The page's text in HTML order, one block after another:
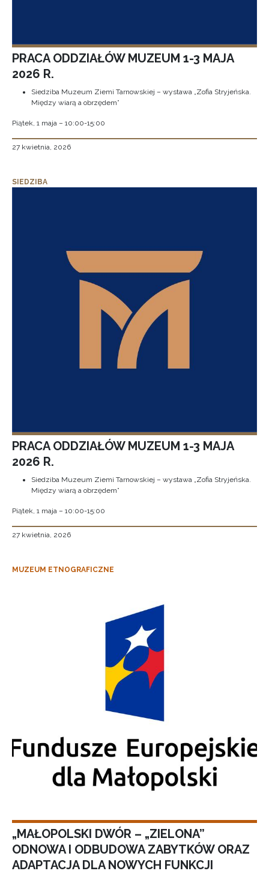
PRACA ODDZIAŁÓW MUZEUM 1-3 MAJA
2026 R.
Siedziba Muzeum Ziemi Tarnowskiej – wystawa „Zofia Stryjeńska.
Między wiarą a obrzędem”
Piątek, 1 maja – 10:00-15:00
27 kwietnia, 2026
SIEDZIBA
PRACA ODDZIAŁÓW MUZEUM 1-3 MAJA
2026 R.
Siedziba Muzeum Ziemi Tarnowskiej – wystawa „Zofia Stryjeńska.
Między wiarą a obrzędem”
Piątek, 1 maja – 10:00-15:00
27 kwietnia, 2026
MUZEUM ETNOGRAFICZNE
„MAŁOPOLSKI DWÓR – „ZIELONA”
ODNOWA I ODBUDOWA ZABYTKÓW ORAZ
ADAPTACJA DLA NOWYCH FUNKCJI